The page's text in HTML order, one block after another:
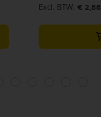
€ 2,88